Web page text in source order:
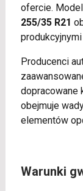
ofercie. Model
255/35 R21
Producenci
dopracowane
obejmuje
elementów
Warunki